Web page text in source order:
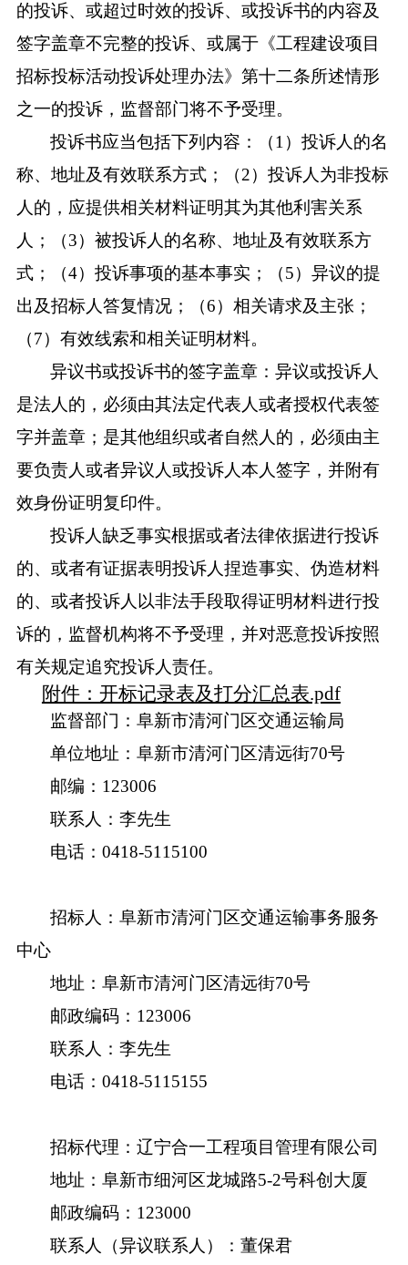
的投诉、或超过时效的投诉、或投诉书的内容及
签字盖章不完整的投诉、或属于《工程建设项目
招标投标活动投诉处理办法》第十二条所述情形
之一的投诉，监督部门将不予受理。
投诉书应当包括下列内容：（1）投诉人的名
称、地址及有效联系方式；（2）投诉人为非投标
人的，应提供相关材料证明其为其他利害关系
人；（3）被投诉人的名称、地址及有效联系方
式；（4）投诉事项的基本事实；（5）异议的提
出及招标人答复情况；（6）相关请求及主张；
（7）有效线索和相关证明材料。
异议书或投诉书的签字盖章：异议或投诉人
是法人的，必须由其法定代表人或者授权代表签
字并盖章；是其他组织或者自然人的，必须由主
要负责人或者异议人或投诉人本人签字，并附有
效身份证明复印件。
投诉人缺乏事实根据或者法律依据进行投诉
的、或者有证据表明投诉人捏造事实、伪造材料
的、或者投诉人以非法手段取得证明材料进行投
诉的，监督机构将不予受理，并对恶意投诉按照
有关规定追究投诉人责任。
附件：开标记录表及打分汇总表.pdf
监督部门：阜新市清河门区交通运输局
单位地址：阜新市清河门区清远街70号
邮编： 123006
联系人：李先生
电话：0418-5115100
招标人：阜新市清河门区交通运输事务服务
中心
地址：阜新市清河门区清远街70号
邮政编码： 123006
联系 人：李先生
电话：0418-5115155
招标代理：辽宁合一工程项目管理有限公司
地址：阜新市细河区龙城路5-2号科创大厦
邮政编码： 123000
联系人
（异议联系人） ：董保君